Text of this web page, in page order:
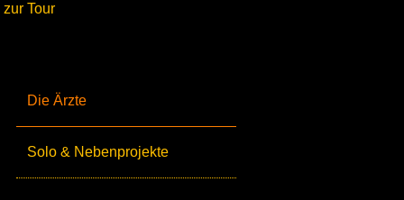
Die Ärzte
Solo & Nebenprojekte
zur Tour